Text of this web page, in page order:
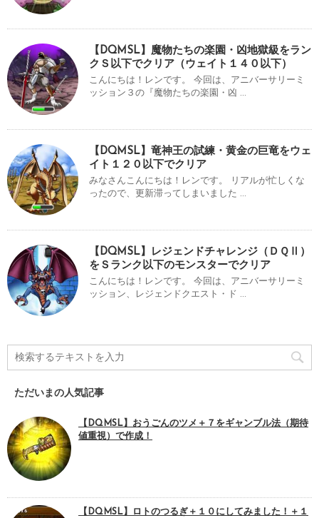
【DQMSL】魔物たちの楽園・凶地獄級をラン
クＳ以下でクリア（ウェイト１４０以下）
こんにちは！レンです。 今回は、アニバーサリーミ
ッション３の『魔物たちの楽園・凶 ...
【DQMSL】竜神王の試練・黄金の巨竜をウェ
イト１２０以下でクリア
みなさんこんにちは！レンです。 リアルが忙しくな
ったので、更新滞ってしまいました ...
【DQMSL】レジェンドチャレンジ（ＤＱⅡ）
をＳランク以下のモンスターでクリア
こんにちは！レンです。 今回は、アニバーサリーミ
ッション、レジェンドクエスト・ド ...
ただいまの人気記事
【DQMSL】おうごんのツメ＋７をギャンブル法（期待
値重視）で作成！
【DQMSL】ロトのつるぎ＋１０にしてみました！＋１